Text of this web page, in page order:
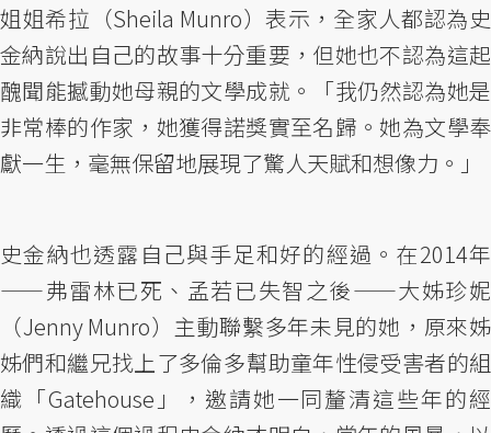
姐姐希拉（Sheila Munro）表示，全家人都認為史
金納說出自己的故事十分重要，但她也不認為這起
醜聞能撼動她母親的文學成就。「我仍然認為她是
非常棒的作家，她獲得諾獎實至名歸。她為文學奉
獻一生，毫無保留地展現了驚人天賦和想像力。」
史金納也透露自己與手足和好的經過。在2014年
——弗雷林已死、孟若已失智之後——大姊珍妮
（Jenny Munro）主動聯繫多年未見的她，原來姊
姊們和繼兄找上了多倫多幫助童年性侵受害者的組
織「Gatehouse」，邀請她一同釐清這些年的經